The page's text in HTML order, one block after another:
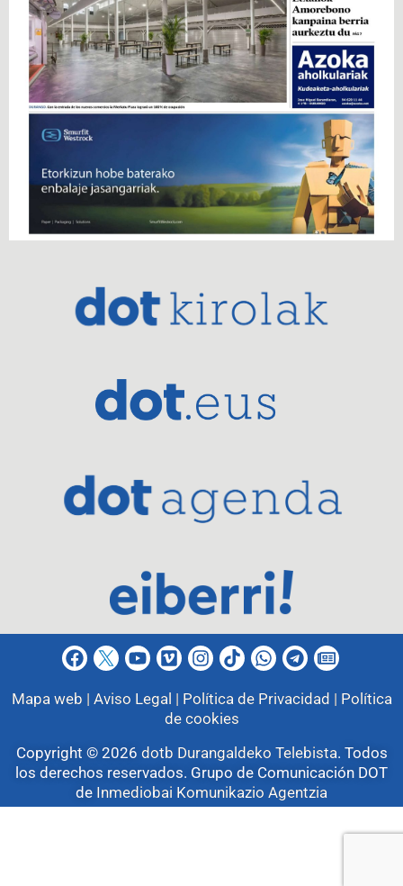
Mapa web | Aviso Legal | Política de Privacidad | Política
de cookies
Copyright © 2026 dotb Durangaldeko Telebista. Todos
los derechos reservados. Grupo de Comunicación DOT
de Inmediobai Komunikazio Agentzia